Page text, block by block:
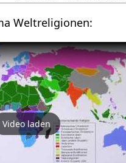
Videovortrag zum Thema Weltreligion‏‎en:
Video laden